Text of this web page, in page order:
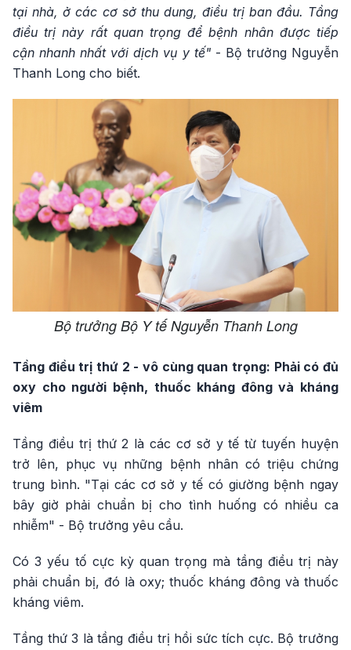
tại nhà, ở các cơ sở thu dung, điều trị ban đầu. Tầng
điều trị này rất quan trọng để bệnh nhân được tiếp
cận nhanh nhất với dịch vụ y tế"- Bộ trưởng Nguyễn
Thanh Long cho biết.
Bộ trưởng Bộ Y tế Nguyễn Thanh Long
Tầng điều trị thứ 2 - vô cùng quan trọng: Phải có đủ
oxy cho người bệnh, thuốc kháng đông và kháng
viêm
Tầng điều trị thứ 2 là các cơ sở y tế từ tuyến huyện
trở lên, phục vụ những bệnh nhân có triệu chứng
trung bình. "Tại các cơ sở y tế có giường bệnh ngay
bây giờ phải chuẩn bị cho tình huống có nhiều ca
nhiễm" - Bộ trưởng yêu cầu.
Có 3 yếu tố cực kỳ quan trọng mà tầng điều trị này
phải chuẩn bị, đó là oxy; thuốc kháng đông và thuốc
kháng viêm.
Tầng thứ 3 là tầng điều trị hồi sức tích cực. Bộ trưởng